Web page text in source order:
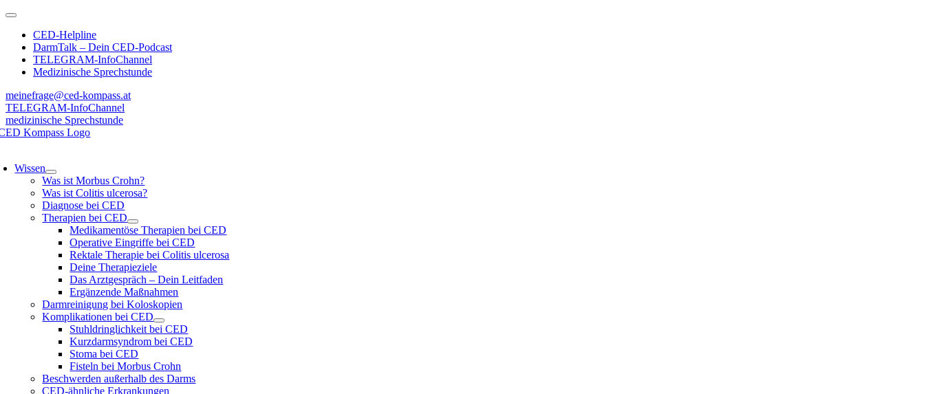
Zum
springen
Toggle
NavigationCED-Helpline
DarmTalk – Dein CED-Podcast
TELEGRAM-InfoChannel
Medizinische Sprechstunde
meinefrage@ced-kompass.at
TELEGRAM-InfoChannel
medizinische Sprechstunde
Wissen
Was ist Morbus Crohn?
Was ist Colitis ulcerosa?
Diagnose bei CED
Therapien bei CED
Medikamentöse Therapien bei CED
Operative Eingriffe bei CED
Rektale Therapie bei Colitis ulcerosa
Deine Therapieziele
Das Arztgespräch – Dein Leitfaden
Ergänzende Maßnahmen
Darmreinigung bei Koloskopien
Komplikationen bei CED
Stuhldringlichkeit bei CED
Kurzdarmsyndrom bei CED
Stoma bei CED
Fisteln bei Morbus Crohn
Beschwerden außerhalb des Darms
CED-ähnliche Erkrankungen